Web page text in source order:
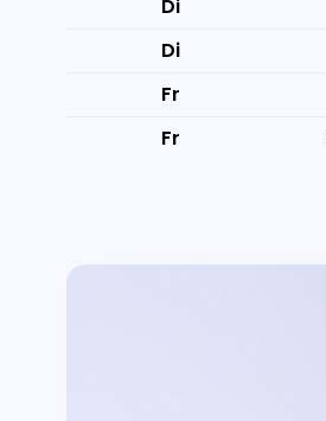
Di
Di
Fr
Fr